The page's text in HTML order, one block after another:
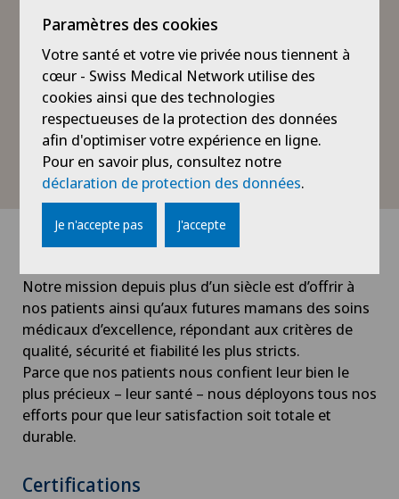
expérimentée, une technologie médicale apportant
premier ordre. Elle a été la 1ère clinique romande à
obtenir la certification ISO-9001 dans tous les
secteurs de son activité. Le service de stérilisation
centrale a, de plus, obtenu la certification ISO-13485.
La Clinique Générale-Beaulieu a été intégrée à Swiss
Medical Network en 2016.
Gestion de la qualité
Notre mission depuis plus d’un siècle est d’offrir à
nos patients ainsi qu’aux futures mamans des soins
médicaux d’excellence, répondant aux critères de
qualité, sécurité et fiabilité les plus stricts.
Parce que nos patients nous confient leur bien le
plus précieux – leur santé – nous déployons tous nos
efforts pour que leur satisfaction soit totale et
durable.
Certifications
Paramètres des cookies
Votre santé et votre vie privée nous tiennent à
cœur - Swiss Medical Network utilise des
cookies ainsi que des technologies
respectueuses de la protection des données
afin d'optimiser votre expérience en ligne.
Pour en savoir plus, consultez notre
déclaration de protection des données.
Je n'accepte pas J'accepte